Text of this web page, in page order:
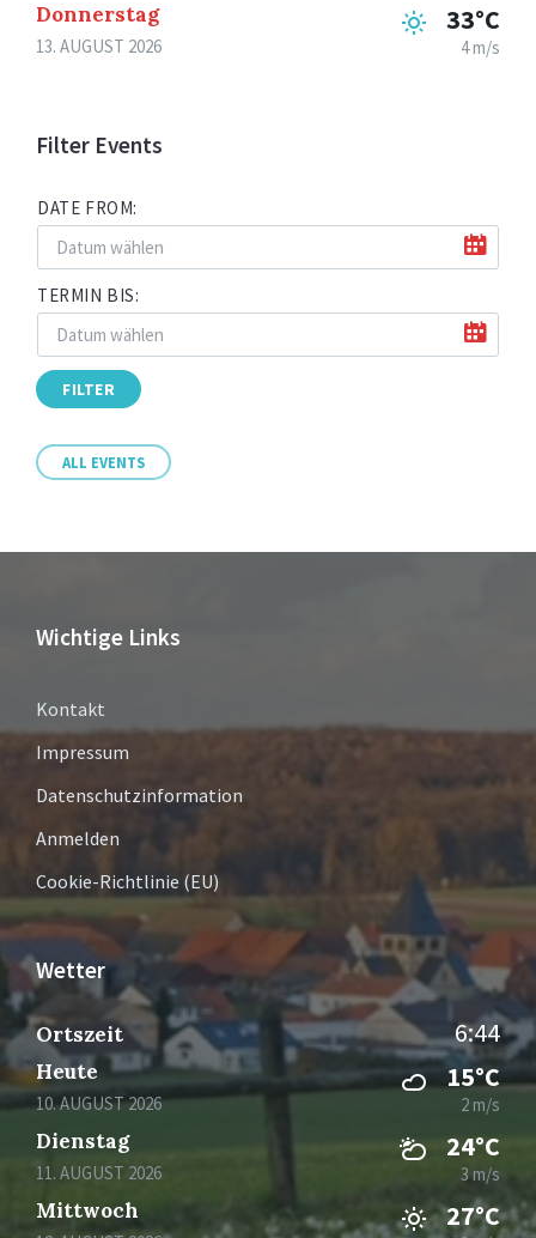
Donnerstag
13. AUGUST 2026
33°C
4 m/s
Filter Events
DATE FROM:
TERMIN BIS:
FILTER
ALL EVENTS
Wichtige Links
Kontakt
Impressum
Datenschutzinformation
Anmelden
Cookie-Richtlinie (EU)
Wetter
Ortszeit 6:44
Heute
10. AUGUST 2026
15°C
2 m/s
Dienstag
11. AUGUST 2026
24°C
3 m/s
Mittwoch 27°C